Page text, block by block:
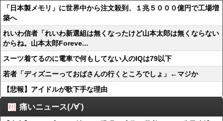
「日本製メモリ」に世界中から注文殺到、１兆５０００億円で工場増
築へ
れいわ信者「れいわ新選組は無くなったけど山本太郎は無くならない
からね。山本太郎Foreve...
スーツ着てるのに電車で何もしてない人のIQは79以下
若者「ディズニーっておばさんの行くところでしょ」←マジか
【悲報】アイドルが歌下手な理由
痛いニュース(ﾉ∀`)